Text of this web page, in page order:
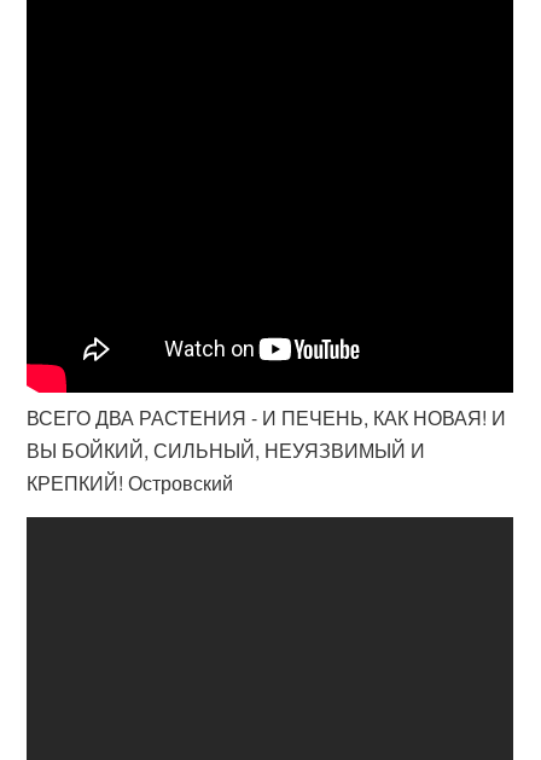
ВСЕГО ДВА РАСТЕНИЯ - И ПЕЧЕНЬ, КАК НОВАЯ! И
ВЫ БОЙКИЙ, СИЛЬНЫЙ, НЕУЯЗВИМЫЙ И
КРЕПКИЙ! Островский